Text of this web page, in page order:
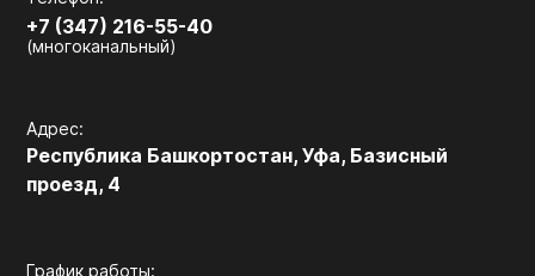
+7 (347) 216-55-40
(многоканальный)
Адрес:
Республика Башкортостан, Уфа, Базисный
проезд, 4
График работы: